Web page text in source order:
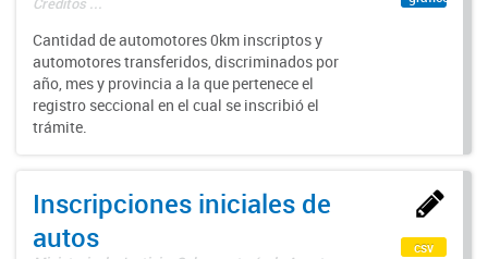
Cantidad de automotores 0km inscriptos y
automotores transferidos, discriminados por
año, mes y provincia a la que pertenece el
registro seccional en el cual se inscribió el
trámite.
Inscripciones iniciales de
autos
csv